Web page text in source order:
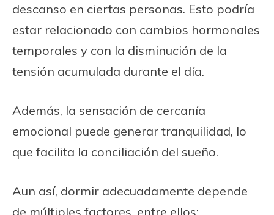
descanso en ciertas personas. Esto podría
estar relacionado con cambios hormonales
temporales y con la disminución de la
tensión acumulada durante el día.
Además, la sensación de cercanía
emocional puede generar tranquilidad, lo
que facilita la conciliación del sueño.
Aun así, dormir adecuadamente depende
de múltiples factores, entre ellos: